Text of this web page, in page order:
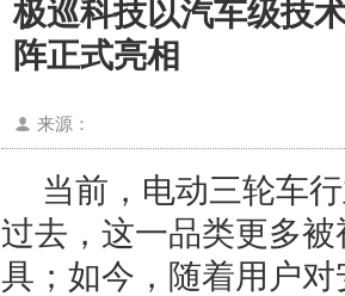
极巡科技以汽车级技
阵正式亮相
来源：
当前，电动三轮车
过去，这一品类更多
具；如今，随着用户